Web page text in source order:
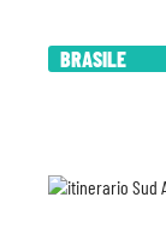
BRASILE